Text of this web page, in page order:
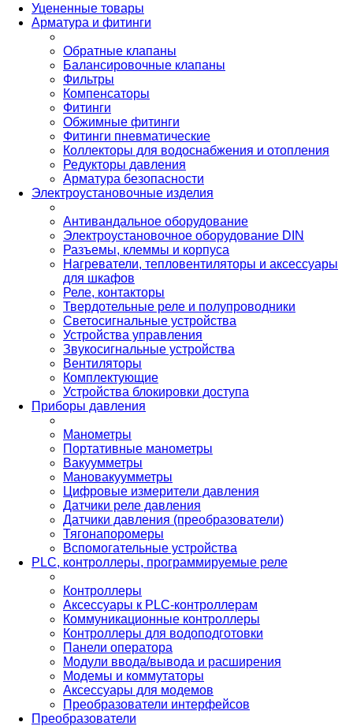
Уцененные товары
Арматура и фитинги
Обратные клапаны
Балансировочные клапаны
Фильтры
Компенсаторы
Фитинги
Обжимные фитинги
Фитинги пневматические
Коллекторы для водоснабжения и отопления
Редукторы давления
Арматура безопасности
Электроустановочные изделия
Антивандальное оборудование
Электроустановочное оборудование DIN
Разъемы, клеммы и корпуса
Нагреватели, тепловентиляторы и аксессуары
для шкафов
Реле, контакторы
Твердотельные реле и полупроводники
Светосигнальные устройства
Устройства управления
Звукосигнальные устройства
Вентиляторы
Комплектующие
Устройства блокировки доступа
Приборы давления
Манометры
Портативные манометры
Вакуумметры
Мановакуумметры
Цифровые измерители давления
Датчики реле давления
Датчики давления (преобразователи)
Тягонапоромеры
Вспомогательные устройства
PLС, контроллеры, программируемые реле
Контроллеры
Аксессуары к PLC-контроллерам
Коммуникационные контроллеры
Контроллеры для водоподготовки
Панели оператора
Модули ввода/вывода и расширения
Модемы и коммутаторы
Аксессуары для модемов
Преобразователи интерфейсов
Преобразователи